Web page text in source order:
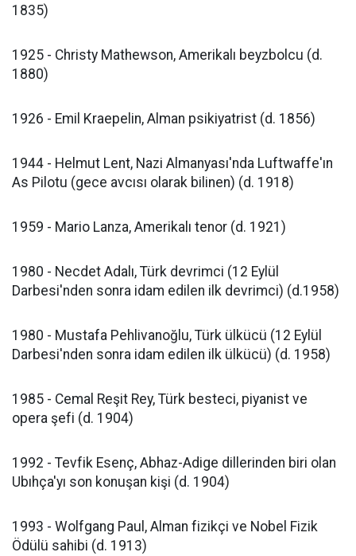
1835)
1925 - Christy Mathewson, Amerikalı beyzbolcu (d.
1880)
1926 - Emil Kraepelin, Alman psikiyatrist (d. 1856)
1944 - Helmut Lent, Nazi Almanyası'nda Luftwaffe'ın
As Pilotu (gece avcısı olarak bilinen) (d. 1918)
1959 - Mario Lanza, Amerikalı tenor (d. 1921)
1980 - Necdet Adalı, Türk devrimci (12 Eylül
Darbesi'nden sonra idam edilen ilk devrimci) (d.1958)
1980 - Mustafa Pehlivanoğlu, Türk ülkücü (12 Eylül
Darbesi'nden sonra idam edilen ilk ülkücü) (d. 1958)
1985 - Cemal Reşit Rey, Türk besteci, piyanist ve
opera şefi (d. 1904)
1992 - Tevfik Esenç, Abhaz-Adige dillerinden biri olan
Ubıhça'yı son konuşan kişi (d. 1904)
1993 - Wolfgang Paul, Alman fizikçi ve Nobel Fizik
Ödülü sahibi (d. 1913)